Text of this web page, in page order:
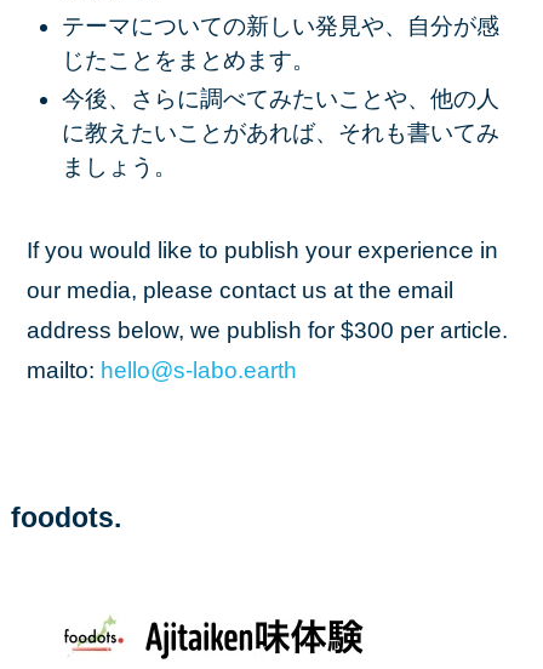
テーマについての新しい発見や、自分が感
じたことをまとめます。
今後、さらに調べてみたいことや、他の人
に教えたいことがあれば、それも書いてみ
ましょう。
If you would like to publish your experience in
our media, please contact us at the email
address below, we publish for $300 per article.
mailto: hello@s-labo.earth
foodots.